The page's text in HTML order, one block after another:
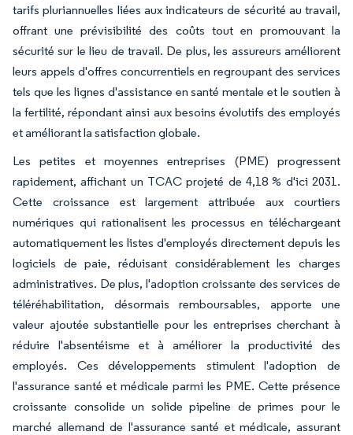
tarifs pluriannuelles liées aux indicateurs de sécurité au travail,
offrant une prévisibilité des coûts tout en promouvant la
sécurité sur le lieu de travail. De plus, les assureurs améliorent
leurs appels d'offres concurrentiels en regroupant des services
tels que les lignes d'assistance en santé mentale et le soutien à
la fertilité, répondant ainsi aux besoins évolutifs des employés
et améliorant la satisfaction globale.
Les petites et moyennes entreprises (PME) progressent
rapidement, affichant un TCAC projeté de 4,18 % d'ici 2031.
Cette croissance est largement attribuée aux courtiers
numériques qui rationalisent les processus en téléchargeant
automatiquement les listes d'employés directement depuis les
logiciels de paie, réduisant considérablement les charges
administratives. De plus, l'adoption croissante des services de
téléréhabilitation, désormais remboursables, apporte une
valeur ajoutée substantielle pour les entreprises cherchant à
réduire l'absentéisme et à améliorer la productivité des
employés. Ces développements stimulent l'adoption de
l'assurance santé et médicale parmi les PME. Cette présence
croissante consolide un solide pipeline de primes pour le
marché allemand de l'assurance santé et médicale, assurant